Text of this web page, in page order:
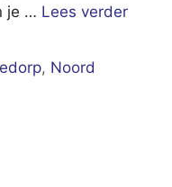
je … Lees verder
, Noord